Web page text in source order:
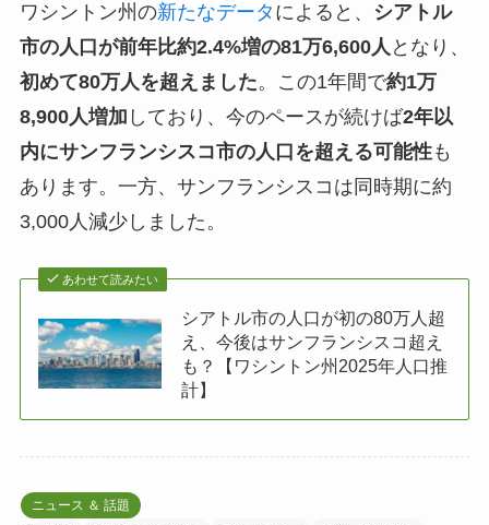
ワシントン州の新たなデータ によると、
シアトル
市の人口が前年比約2.4%増の81万6,600人 となり、
初めて80万人を超えました。この1年間で約1万
8,900人増加 しており、今のペースが続けば2年以
内にサンフランシスコ市の人口を超える可能性も
あります。一方、サンフランシスコは同時期に約
3,000人減少しました。
あわせて読みたい
シアトル市の人口が初の80万人超
え、今後はサンフランシスコ超え
も？【ワシントン州2025年人口推
計】
ニュース ＆ 話題